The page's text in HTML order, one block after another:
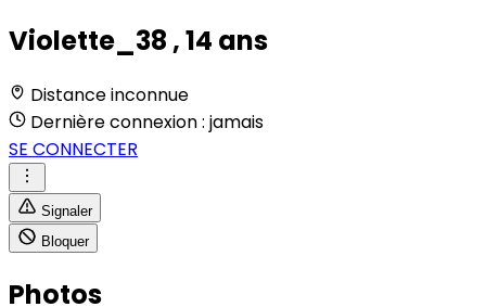
Violette_38 , 14 ans
Distance inconnue
Dernière connexion : jamais
SE CONNECTER
Signaler
Bloquer
Photos